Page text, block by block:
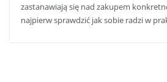
zastanawiają się nad zakupem
najpierw sprawdzić jak sobie radzi w